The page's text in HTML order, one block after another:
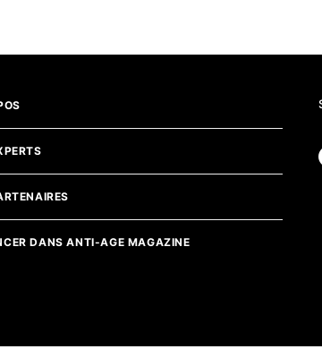
DANS ANTI-AGE MAGAZINE